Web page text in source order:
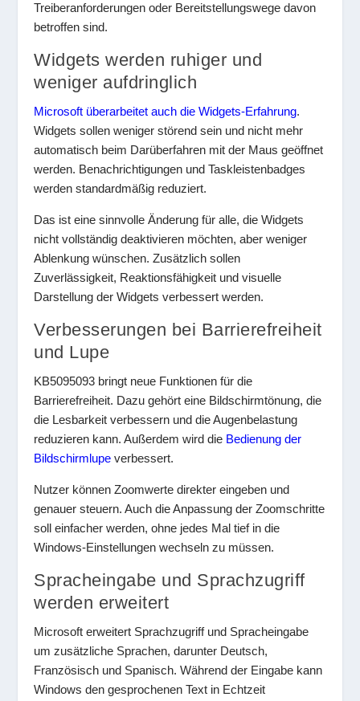
Treiberanforderungen oder Bereitstellungswege davon
betroffen sind.
Widgets werden ruhiger und
weniger aufdringlich
Microsoft überarbeitet auch die Widgets-Erfahrung.
Widgets sollen weniger störend sein und nicht mehr
automatisch beim Darüberfahren mit der Maus geöffnet
werden. Benachrichtigungen und Taskleistenbadges
werden standardmäßig reduziert.
Das ist eine sinnvolle Änderung für alle, die Widgets
nicht vollständig deaktivieren möchten, aber weniger
Ablenkung wünschen. Zusätzlich sollen
Zuverlässigkeit, Reaktionsfähigkeit und visuelle
Darstellung der Widgets verbessert werden.
Verbesserungen bei Barrierefreiheit
und Lupe
KB5095093 bringt neue Funktionen für die
Barrierefreiheit. Dazu gehört eine Bildschirmtönung, die
die Lesbarkeit verbessern und die Augenbelastung
reduzieren kann. Außerdem wird die Bedienung der
Bildschirmlupe verbessert.
Nutzer können Zoomwerte direkter eingeben und
genauer steuern. Auch die Anpassung der Zoomschritte
soll einfacher werden, ohne jedes Mal tief in die
Windows-Einstellungen wechseln zu müssen.
Spracheingabe und Sprachzugriff
werden erweitert
Microsoft erweitert Sprachzugriff und Spracheingabe
um zusätzliche Sprachen, darunter Deutsch,
Französisch und Spanisch. Während der Eingabe kann
Windows den gesprochenen Text in Echtzeit